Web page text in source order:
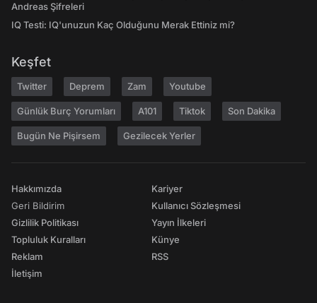
Andreas Şifreleri
IQ Testi: IQ'unuzun Kaç Olduğunu Merak Ettiniz mi?
Keşfet
Twitter Deprem Zam Youtube
Günlük Burç Yorumları A101 Tiktok Son Dakika
Bugün Ne Pişirsem Gezilecek Yerler
Hakkımızda
Geri Bildirim
Gizlilik Politikası
Topluluk Kuralları
Reklam
İletişim
Kariyer
Kullanıcı Sözleşmesi
Yayın İlkeleri
Künye
RSS